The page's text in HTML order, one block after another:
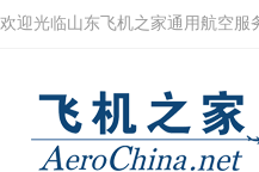
欢迎光临山东飞机之家通用航空服